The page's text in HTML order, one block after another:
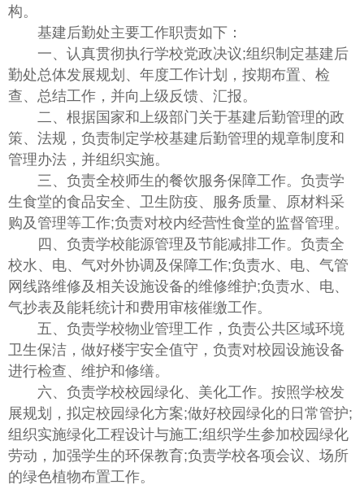
构。
基建后勤处主要工作职责如下：
一、认真贯彻执行学校党政决议;组织制定基建后
勤处总体发展规划、年度工作计划，按期布置、检
查、总结工作，并向上级反馈、汇报。
二、根据国家和上级部门关于基建后勤管理的政
策、法规，负责制定学校基建后勤管理的规章制度和
管理办法，并组织实施。
三、负责全校师生的餐饮服务保障工作。负责学
生食堂的食品安全、卫生防疫、服务质量、原材料采
购及管理等工作;负责对校内经营性食堂的监督管理。
四、负责学校能源管理及节能减排工作。负责全
校水、电、气对外协调及保障工作;负责水、电、气管
网线路维修及相关设施设备的维修维护;负责水、电、
气抄表及能耗统计和费用审核催缴工作。
五、负责学校物业管理工作，负责公共区域环境
卫生保洁，做好楼宇安全值守，负责对校园设施设备
进行检查、维护和修缮。
六、负责学校校园绿化、美化工作。按照学校发
展规划，拟定校园绿化方案;做好校园绿化的日常管护;
组织实施绿化工程设计与施工;组织学生参加校园绿化
劳动，加强学生的环保教育;负责学校各项会议、场所
的绿色植物布置工作。